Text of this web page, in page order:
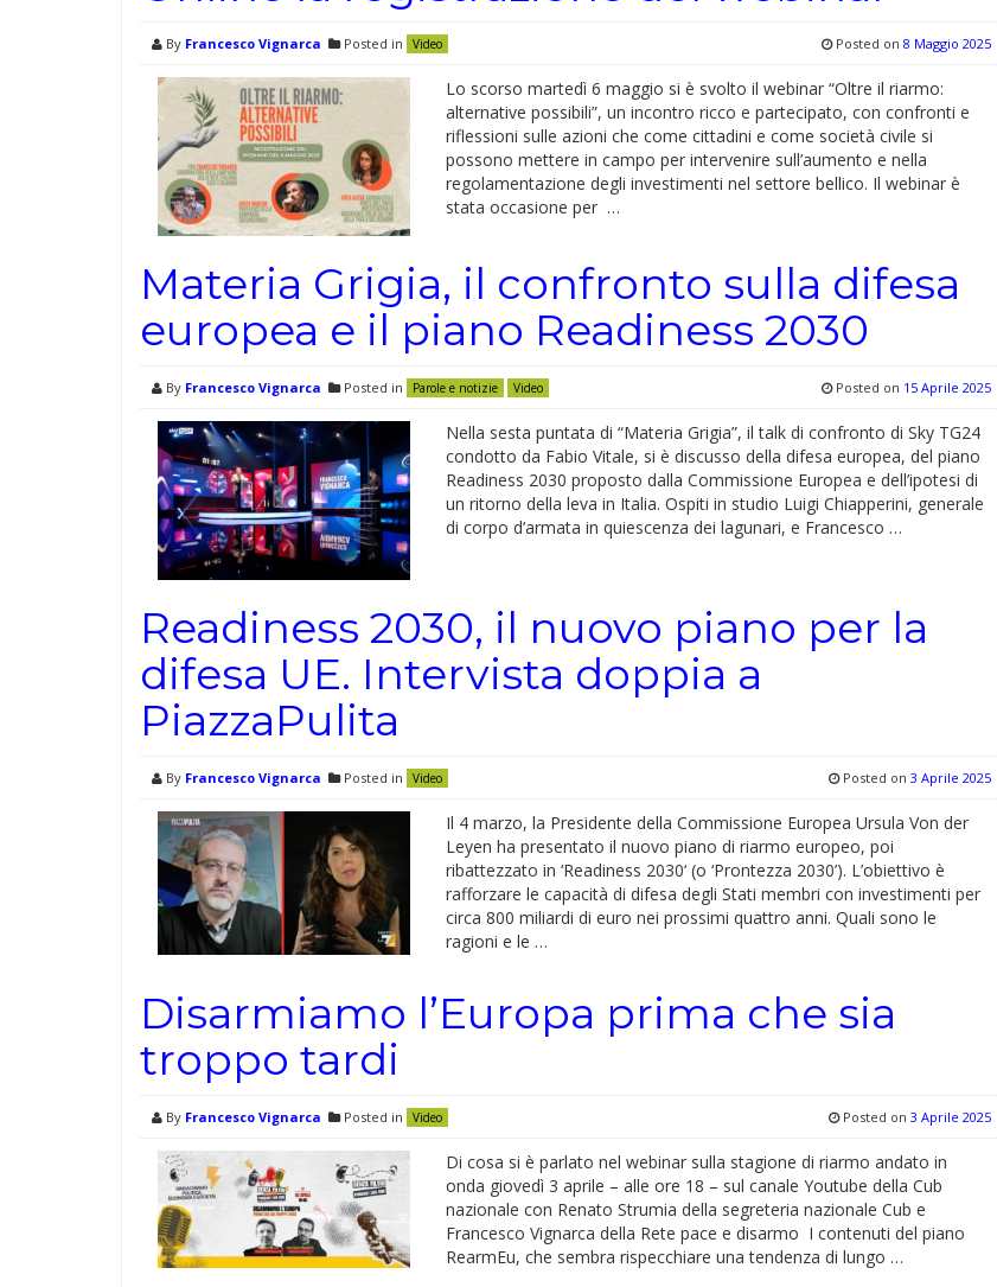
By Francesco Vignarca Posted in Video Posted on 8 Maggio 2025
Lo scorso martedì 6 maggio si è svolto il webinar “Oltre il riarmo:
alternative possibili”, un incontro ricco e partecipato, con confronti e
riflessioni sulle azioni che come cittadini e come società civile si
possono mettere in campo per intervenire sull’aumento e nella
regolamentazione degli investimenti nel settore bellico. Il webinar è
stata occasione per …
Materia Grigia, il confronto sulla difesa
europea e il piano Readiness 2030
By Francesco Vignarca Posted in Parole e notizie Video Posted on 15 Aprile 2025
Nella sesta puntata di “Materia Grigia”, il talk di confronto di Sky TG24
condotto da Fabio Vitale, si è discusso della difesa europea, del piano
Readiness 2030 proposto dalla Commissione Europea e dell’ipotesi di
un ritorno della leva in Italia. Ospiti in studio Luigi Chiapperini, generale
di corpo d’armata in quiescenza dei lagunari, e Francesco …
Readiness 2030, il nuovo piano per la
difesa UE. Intervista doppia a
PiazzaPulita
By Francesco Vignarca Posted in Video Posted on 3 Aprile 2025
Il 4 marzo, la Presidente della Commissione Europea Ursula Von der
Leyen ha presentato il nuovo piano di riarmo europeo, poi
ribattezzato in ‘Readiness 2030‘ (o ‘Prontezza 2030’). L’obiettivo è
rafforzare le capacità di difesa degli Stati membri con investimenti per
circa 800 miliardi di euro nei prossimi quattro anni. Quali sono le
ragioni e le …
Disarmiamo l’Europa prima che sia
troppo tardi
By Francesco Vignarca Posted in Video Posted on 3 Aprile 2025
Di cosa si è parlato nel webinar sulla stagione di riarmo andato in
onda giovedì 3 aprile – alle ore 18 – sul canale Youtube della Cub
nazionale con Renato Strumia della segreteria nazionale Cub e
Francesco Vignarca della Rete pace e disarmo I contenuti del piano
RearmEu, che sembra rispecchiare una tendenza di lungo …